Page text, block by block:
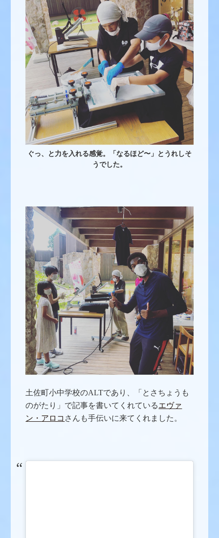
ぐっ、と力を入れる感覚。「なるほど〜」とうれしそ
うでした。
土佐町小中学校のALTであり、「とさちょうも
のがたり」で記事を書いてくれているエヴァ
ン・アロコ さんも手伝いに来てくれました。